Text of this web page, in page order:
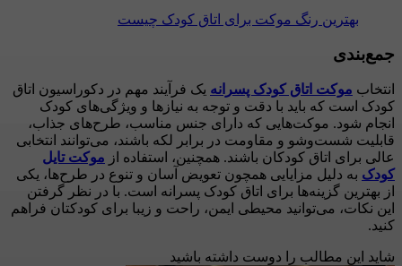
بهترین رنگ موکت برای اتاق کودک چیست
جمع‌بندی
انتخاب موکت اتاق کودک پسرانه یک فرآیند مهم در دکوراسیون اتاق
کودک است که باید با دقت و توجه به نیازها و ویژگی‌های کودک
انجام شود. موکت‌هایی که دارای جنس مناسب، طرح‌های جذاب،
قابلیت شست‌وشو و مقاومت در برابر لکه باشند، می‌توانند انتخابی
عالی برای اتاق کودکان باشند. همچنین، استفاده از موکت تایل
کودک به دلیل مزایایی همچون تعویض آسان و تنوع در طرح‌ها، یکی
از بهترین گزینه‌ها برای اتاق کودک پسرانه است. با در نظر گرفتن
این نکات، می‌توانید محیطی ایمن، راحت و زیبا برای کودکتان فراهم
کنید.
شاید این مطالب را دوست داشته باشید